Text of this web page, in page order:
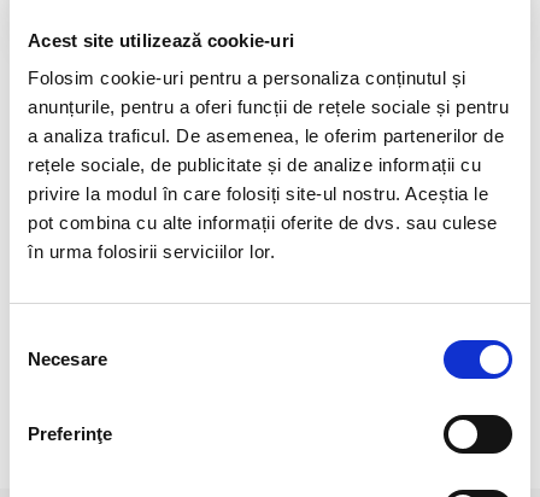
Acest site utilizează cookie-uri
Folosim cookie-uri pentru a personaliza conținutul și
anunțurile, pentru a oferi funcții de rețele sociale și pentru
a analiza traficul. De asemenea, le oferim partenerilor de
rețele sociale, de publicitate și de analize informații cu
privire la modul în care folosiți site-ul nostru. Aceștia le
pot combina cu alte informații oferite de dvs. sau culese
în urma folosirii serviciilor lor.
consimțământului
Necesare
Preferinţe
pentru toate produsele
DESCRIERE PRODUS
Agat de foc
Cristal natural 100 %.
Origine: Mexic
mobilului/tableteli/laptopului dumneavoastra.
RECENZII CLIENTI